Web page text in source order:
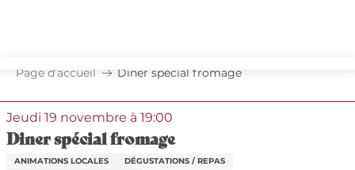
principal
Page d’accueil Diner spécial fromage
Jeudi 19 novembre à 19:00
Diner spécial fromage
ANIMATIONS LOCALES
DÉGUSTATIONS / REPAS